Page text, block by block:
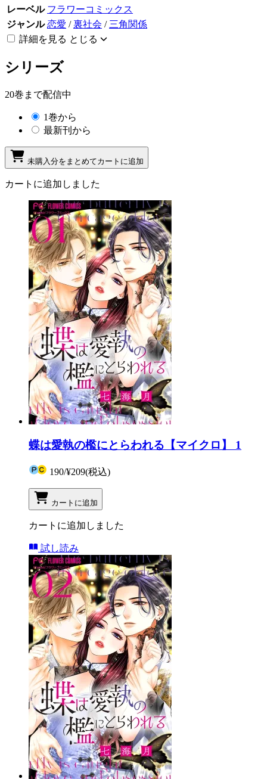
レーベル フラワーコミックス
ジャンル 恋愛 /裏社会 / 三角関係
詳細を見る とじる
シリーズ
20巻まで配信中
1巻から
最新刊から
未購入分をまとめてカートに追加
カートに追加しました
蝶は愛執の檻にとらわれる【マイクロ】 1
190/¥209(税込)
カートに追加
カートに追加しました
試し読み